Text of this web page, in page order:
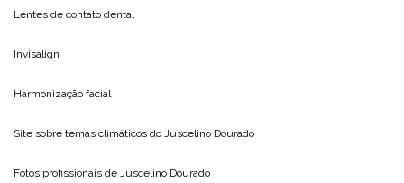
Lentes de contato dental
Invisalign
Harmonização facial
Site sobre temas climáticos do Juscelino Dourado
Fotos profissionais de Juscelino Dourado